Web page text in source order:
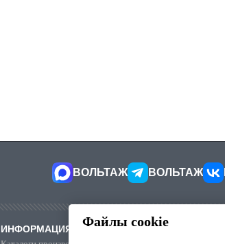
ВОЛЬТАЖ ВОЛЬТАЖ
ИНФОРМАЦИЯ КОНТАКТЫ
Файлы cookie